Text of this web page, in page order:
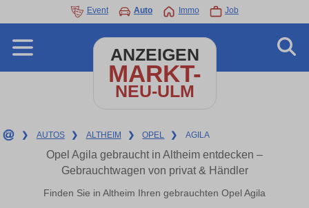
Event Auto Immo Job
ANZEIGEN
MARKT-
NEU-ULM
❯ AUTOS ❯ ALTHEIM ❯ OPEL ❯ AGILA
Opel Agila gebraucht in Altheim entdecken –
Gebrauchtwagen von privat & Händler
Finden Sie in Altheim Ihren gebrauchten Opel Agila